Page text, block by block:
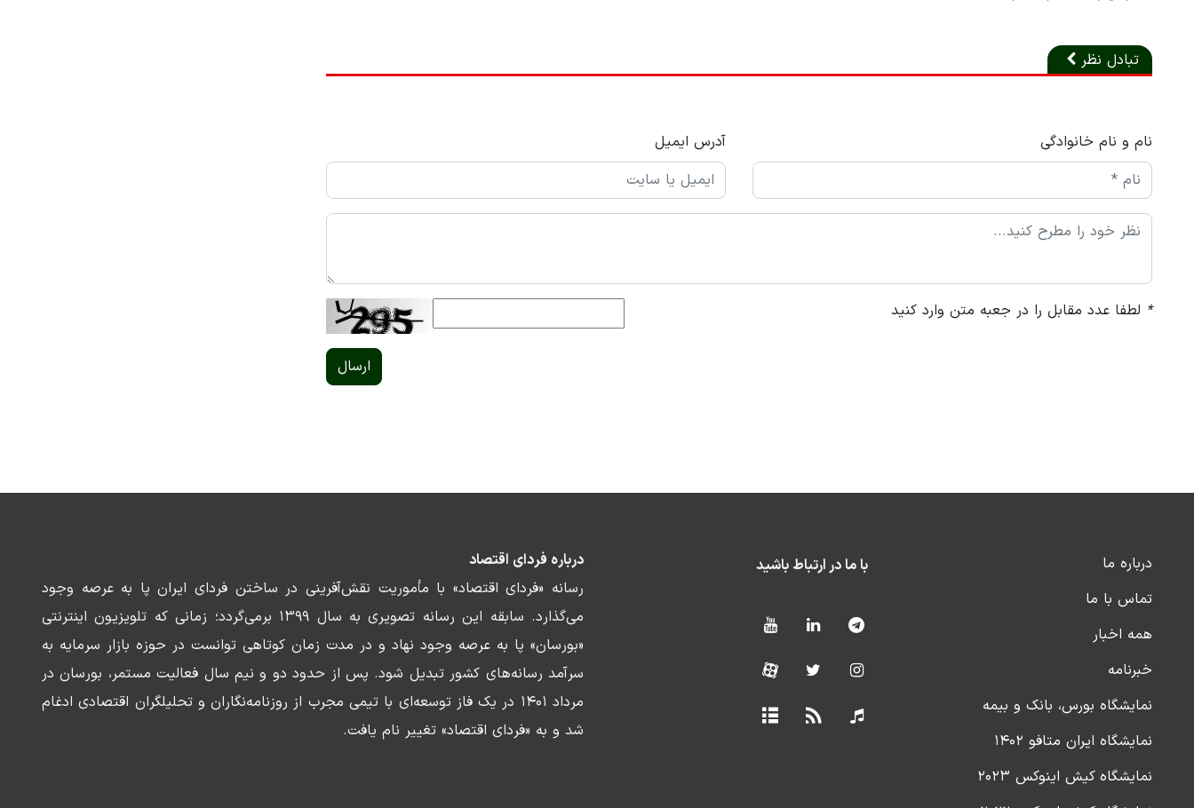
تبادل نظر
نام و نام خانوادگی آدرس ایمیل
* لطفا عدد مقابل را در جعبه متن وارد کنید
ارسال
درباره ما
تماس با ما
همه اخبار
خبرنامه
نمایشگاه بورس، بانک و بیمه
نمایشگاه ایران متافو ۱۴۰۲
نمایشگاه کیش اینوکس ۲۰۲۳
با ما در ارتباط باشید
درباره فردای اقتصاد
رسانه «فردای اقتصاد» با مأموریت نقش‌آفرینی در ساختن فردای ایران پا به عرصه وجود
می‌گذارد. سابقه این رسانه تصویری به سال ۱۳۹۹ برمی‌گردد؛ زمانی که تلویزیون اینترنتی
«بورسان» پا به عرصه وجود نهاد و در مدت زمان کوتاهی توانست در حوزه بازار سرمایه به
سرآمد رسانه‌های کشور تبدیل شود. پس از حدود دو و نیم سال فعالیت مستمر، بورسان در
مرداد ۱۴۰۱ در یک فاز توسعه‌ای با تیمی مجرب از روزنامه‌نگاران و تحلیلگران اقتصادی ادغام
شد و به «فردای اقتصاد» تغییر نام یافت.